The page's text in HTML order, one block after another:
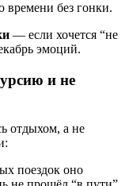
времени без гонки.
— если хочется “не
эмоций.
и не
отдыхом, а не
поездок оно